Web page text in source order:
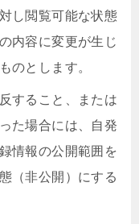
し閲覧可能な状態
内容に変更が生じ
のとします。
すること、または
た場合には、自発
情報の公開範囲を
（非公開）にする